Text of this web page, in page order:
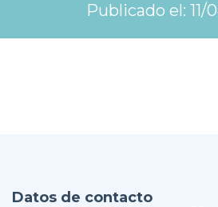
Publicado el: 11/
Datos de contacto